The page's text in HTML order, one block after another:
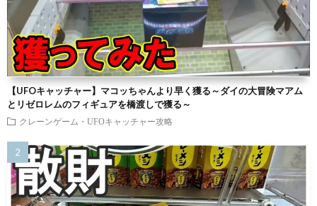
【UFOキャッチャー】マコッちゃんより早く獲る～ダイの大冒険マアム
とリゼロレムのフィギュアを橋渡しで獲る～
クレーンゲーム・UFOキャッチャー攻略